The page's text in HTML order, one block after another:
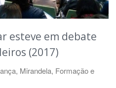
esteve em debate
(2017)
, Mirandela, Formação e